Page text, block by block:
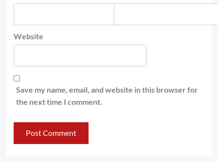
Website
Save my name, email, and website in this browser for
the next time I comment.